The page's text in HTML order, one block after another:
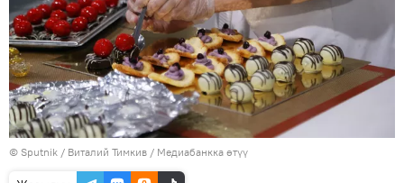
© Sputnik / Виталий Тимкив / Медиабанкка өтүү